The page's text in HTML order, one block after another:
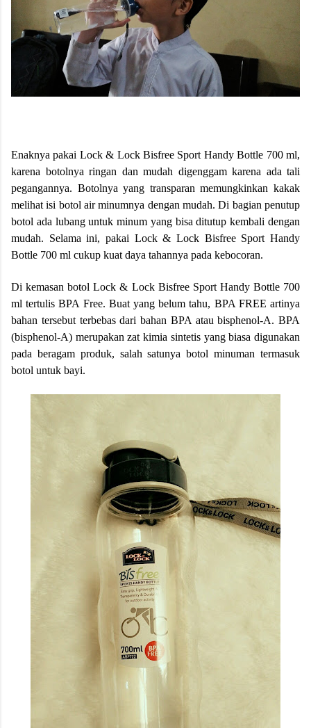
Enaknya pakai Lock & Lock Bisfree Sport Handy Bottle 700 ml,
karena botolnya ringan dan mudah digenggam karena ada tali
pegangannya. Botolnya yang transparan memungkinkan kakak
melihat isi botol air minumnya dengan mudah. Di bagian penutup
botol ada lubang untuk minum yang bisa ditutup kembali dengan
mudah. Selama ini, pakai Lock & Lock Bisfree Sport Handy
Bottle 700 ml cukup kuat daya tahannya pada kebocoran.
Di kemasan botol Lock & Lock Bisfree Sport Handy Bottle 700
ml tertulis BPA Free. Buat yang belum tahu, BPA FREE artinya
bahan tersebut terbebas dari bahan BPA atau bisphenol-A. BPA
(bisphenol-A) merupakan zat kimia sintetis yang biasa digunakan
pada beragam produk, salah satunya botol minuman termasuk
botol untuk bayi.